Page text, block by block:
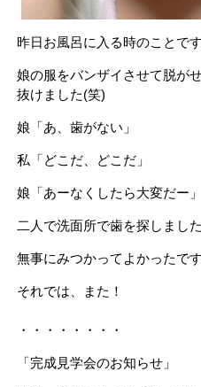
昨日お風呂に入る時のことです
娘の服をバンザイさせて脱が
抜けました(笑)
娘「あ、歯がない」
私「どこだ、どこだ」
娘「あーなくしたら大変だー」
二人で洗面所で歯を探しました
無事にみつかってよかったです
それでは、また！
・・・・・・・・
「完成見学会のお知らせ」